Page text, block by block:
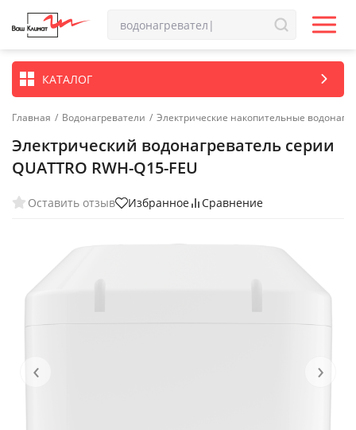
КАТАЛОГ
Главная / Водонагреватели / Электрические накопительные
Электрический водонагреватель серии
QUATTRO RWH-Q15-FEU
Оставить отзыв Избранное Сравнение
‹ ›